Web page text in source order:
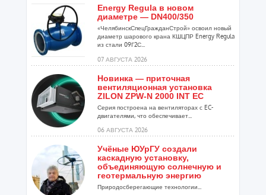
Energy Regula в новом
диаметре — DN400/350
«ЧелябинскСпецГражданСтрой» освоил новый
диаметр шарового крана КШЦПР Energy Regula
из стали 09Г2С...
07 АВГУСТА 2026
Новинка — приточная
вентиляционная установка
ZILON ZPW-N 2000 INT EC
Серия построена на вентиляторах с EC-
двигателями, что обеспечивает...
06 АВГУСТА 2026
Учёные ЮУрГУ создали
каскадную установку,
объединяющую солнечную и
геотермальную энергию
Природосберегающие технологии...